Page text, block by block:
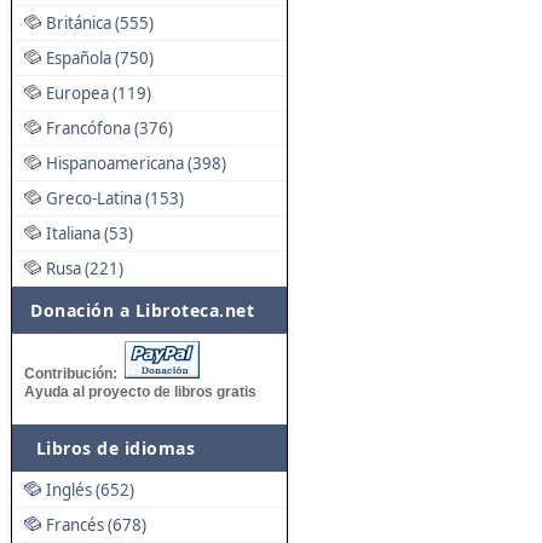
Británica (555)
Española (750)
Europea (119)
Francófona (376)
Hispanoamericana (398)
Greco-Latina (153)
Italiana (53)
Rusa (221)
Donación a Libroteca.net
Contribución:
Ayuda al proyecto de libros gratis
Libros de idiomas
Inglés (652)
Francés (678)